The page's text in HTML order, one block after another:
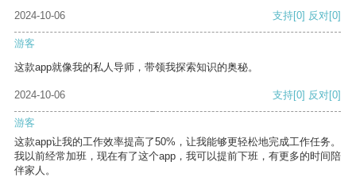
2024-10-06
支持[0] 反对[0]
游客
这款app就像我的私人导师，带领我探索知识的奥秘。
2024-10-06 支持[0] 反对[0]
游客
这款app让我的工作效率提高了50%，让我能够更轻松地完成工作任务。
我以前经常加班，现在有了这个app，我可以提前下班，有更多的时间陪
伴家人。